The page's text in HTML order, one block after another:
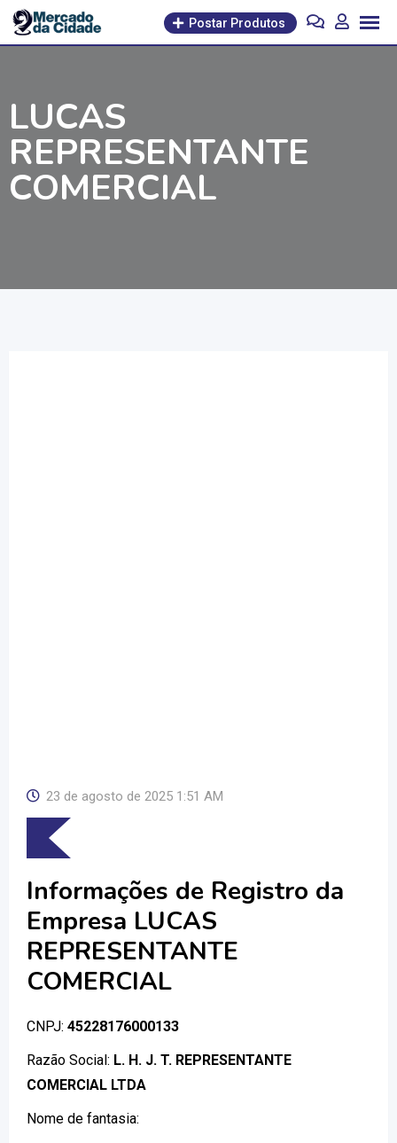
Pular
para
Postar Produtos
LUCAS
REPRESENTANTE
COMERCIAL
23 de agosto de 2025 1:51 AM
Informações de Registro da
Empresa LUCAS
REPRESENTANTE
COMERCIAL
CNPJ: 45228176000133
Razão Social: L. H. J. T. REPRESENTANTE
COMERCIAL LTDA
Nome de fantasia: